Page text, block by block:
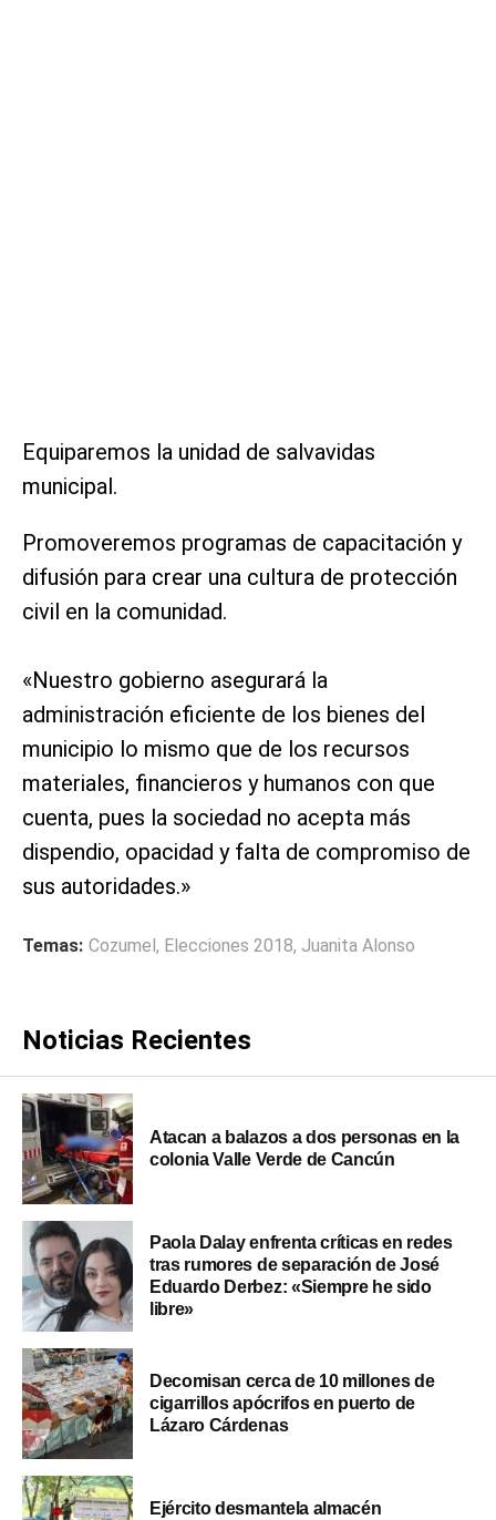
Equiparemos la unidad de salvavidas
municipal.
Promoveremos programas de capacitación y
difusión para crear una cultura de protección
civil en la comunidad.
«Nuestro gobierno asegurará la
administración eficiente de los bienes del
municipio lo mismo que de los recursos
materiales, financieros y humanos con que
cuenta, pues la sociedad no acepta más
dispendio, opacidad y falta de compromiso de
sus autoridades.»
Temas: Cozumel , Elecciones 2018, Juanita Alonso
Noticias Recientes
Atacan a balazos a dos personas en la
colonia Valle Verde de Cancún
Paola Dalay enfrenta críticas en redes
tras rumores de separación de José
Eduardo Derbez: «Siempre he sido
libre»
Decomisan cerca de 10 millones de
cigarrillos apócrifos en puerto de
Lázaro Cárdenas
Ejército desmantela almacén